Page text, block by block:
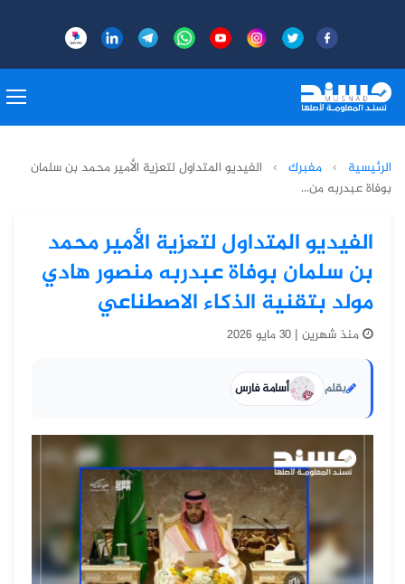
الرئيسية › مفبرك › الفيديو المتداول لتعزية الأمير محمد بن سلمان
بوفاة عبدربه من...
الفيديو المتداول لتعزية الأمير محمد
بن سلمان بوفاة عبدربه منصور هادي
مولد بتقنية الذكاء الاصطناعي
منذ شهرين | 30 مايو 2026
بقلم أسامة فارس